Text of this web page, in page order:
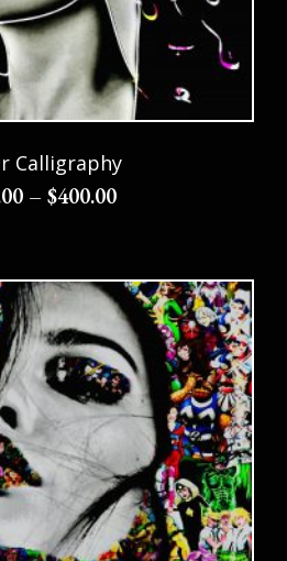
Calligraphy
–$400.00